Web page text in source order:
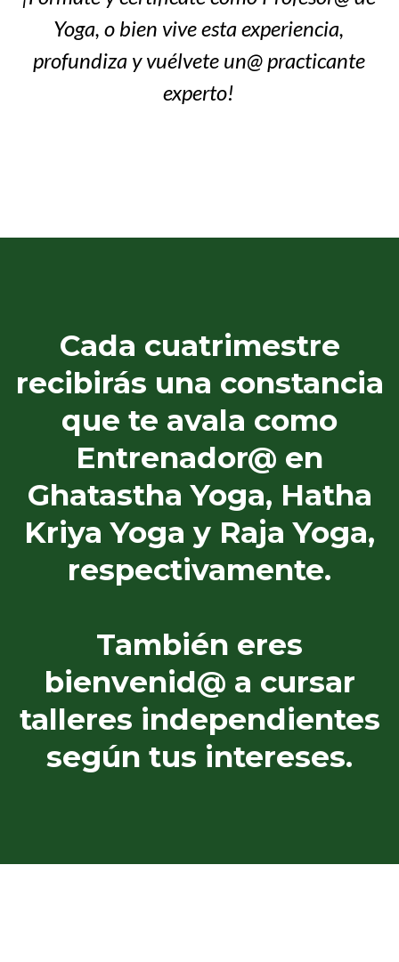
Yoga, o bien vive esta experiencia,
profundiza y vuélvete un@ practicante
experto!
Cada cuatrimestre
recibirás una constancia
que te avala como
Entrenador@ en
Ghatastha Yoga, Hatha
Kriya Yoga y Raja Yoga,
respectivamente.
También eres
bienvenid@ a cursar
talleres independientes
según tus intereses.